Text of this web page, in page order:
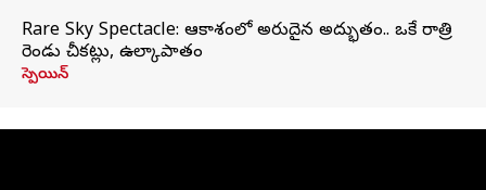
Rare Sky Spectacle: ఆకాశంలో అరుదైన అద్భుతం.. ఒకే రాత్రి
రెండు చీకట్లు, ఉల్కాపాతం
స్పెయిన్